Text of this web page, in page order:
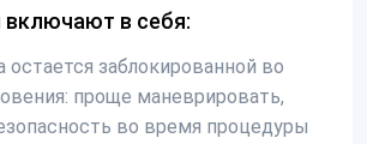
включают в себя:
остается заблокированной во
проще маневрировать,
во время процедуры